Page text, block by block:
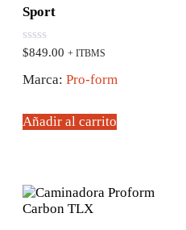
Sport
0
5
$849.00 + ITBMS
Marca: Pro-form
Añadir al carrito